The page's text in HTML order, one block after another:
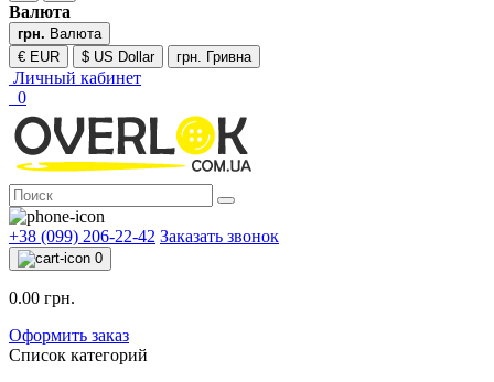
Валюта
грн. Валюта
€ EUR
$ US Dollar грн. Гривна
Личный кабинет
0
+38 (099) 206-22-42 Заказать звонок
0
0.00 грн.
Оформить заказ
Список категорий